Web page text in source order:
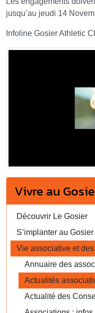
jusqu’au jeudi 14
Infoline Gosier Athletic
Vivre au
Découvrir Le Gosier
S’implanter au Gosier
Vie associative et
Annuaire des
Actualités
Actualité des